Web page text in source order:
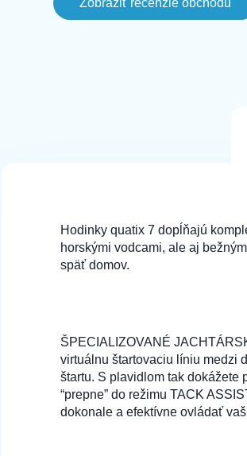
Zobraziť recenzie obchodu
Hodinky quatix 7 dopĺňajú
horskými vodcami, ale aj
späť domov.
ŠPECIALIZOVANÉ
virtuálnu štartovaciu líniu medzi
štartu. S plavidlom tak dokážete
“prepne” do režimu TACK
dokonale a efektívne ovládať